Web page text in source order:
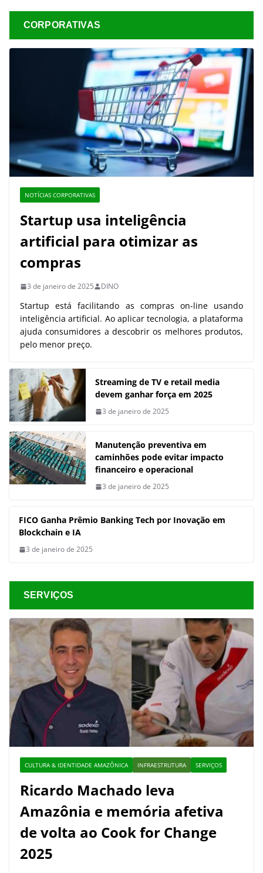
CORPORATIVAS
NOTÍCIAS CORPORATIVAS
Startup usa inteligência
artificial para otimizar as
compras
3 de janeiro de 2025 DINO
Startup está facilitando as compras on-line usando
inteligência artificial. Ao aplicar tecnologia, a plataforma
ajuda consumidores a descobrir os melhores produtos,
pelo menor preço.
Streaming de TV e retail media
devem ganhar força em 2025
3 de janeiro de 2025
Manutenção preventiva em
caminhões pode evitar impacto
financeiro e operacional
3 de janeiro de 2025
FICO Ganha Prêmio Banking Tech por Inovação em
Blockchain e IA
3 de janeiro de 2025
SERVIÇOS
CULTURA & IDENTIDADE AMAZÔNICA INFRAESTRUTURA SERVIÇOS
Ricardo Machado leva
Amazônia e memória afetiva
de volta ao Cook for Change
2025